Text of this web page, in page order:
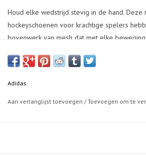
Houd elke wedstrijd stevig in de hand. Deze
hockeyschoenen voor krachtige spelers
bovenwerk van mesh dat met elke
hielcounter leveren extra stabiliteit en
Adidas
Aan verlanglijst toevoegen /Toevoegen om te